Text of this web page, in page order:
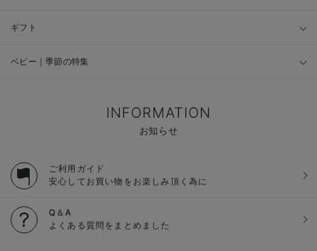
ギフト
ベビー｜季節の特集
INFORMATION
お知らせ
ご利用ガイド
安心してお買い物をお楽しみ頂く為に
Q＆A
よくある質問をまとめました